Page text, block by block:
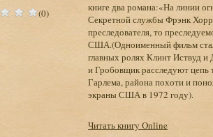
(0)
книге два романа:«На линии
Секретной службы Фрэнк
преследователя, то
США.(Одноименный фильм стал
главных ролях Клинт Иствуд
и Гробовщик расследуют цепь
Гарлема, района похоти и
экраны США в 1972 году).
Читать книгу Online